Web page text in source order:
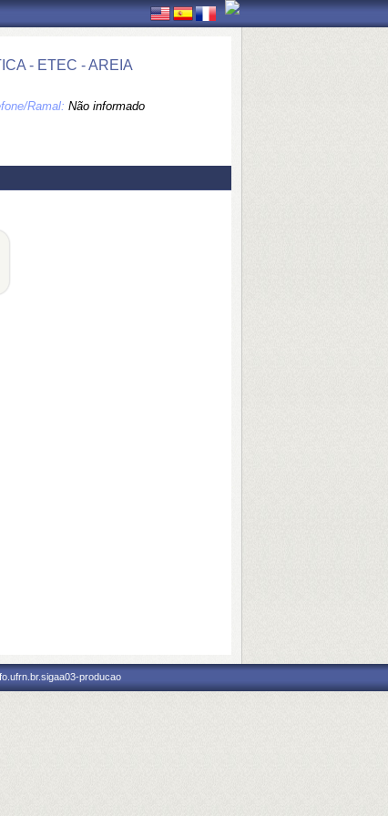
- ETEC - AREIA
Ramal: Não informado
producao